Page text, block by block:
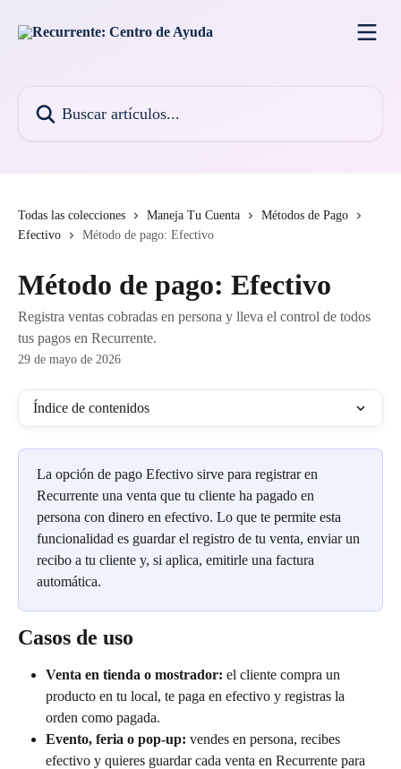
Todas las colecciones Maneja Tu Cuenta
Métodos de Pago
Efectivo
Método de pago: Efectivo
Método de pago: Efectivo
Registra ventas cobradas en persona y lleva el control de todos
tus pagos en Recurrente.
29 de mayo de 2026
Índice de contenidos
La opción de pago Efectivo sirve para registrar en
Recurrente una venta que tu cliente ha pagado en
persona con dinero en efectivo. Lo que te permite esta
funcionalidad es guardar el registro de tu venta, enviar un
recibo a tu cliente y, si aplica, emitirle una factura
automática.
Casos de uso
Venta en tienda o mostrador: el cliente compra un
producto en tu local, te paga en efectivo y registras la
orden como pagada.
Evento, feria o pop-up: vendes en persona, recibes
efectivo y quieres guardar cada venta en Recurrente para